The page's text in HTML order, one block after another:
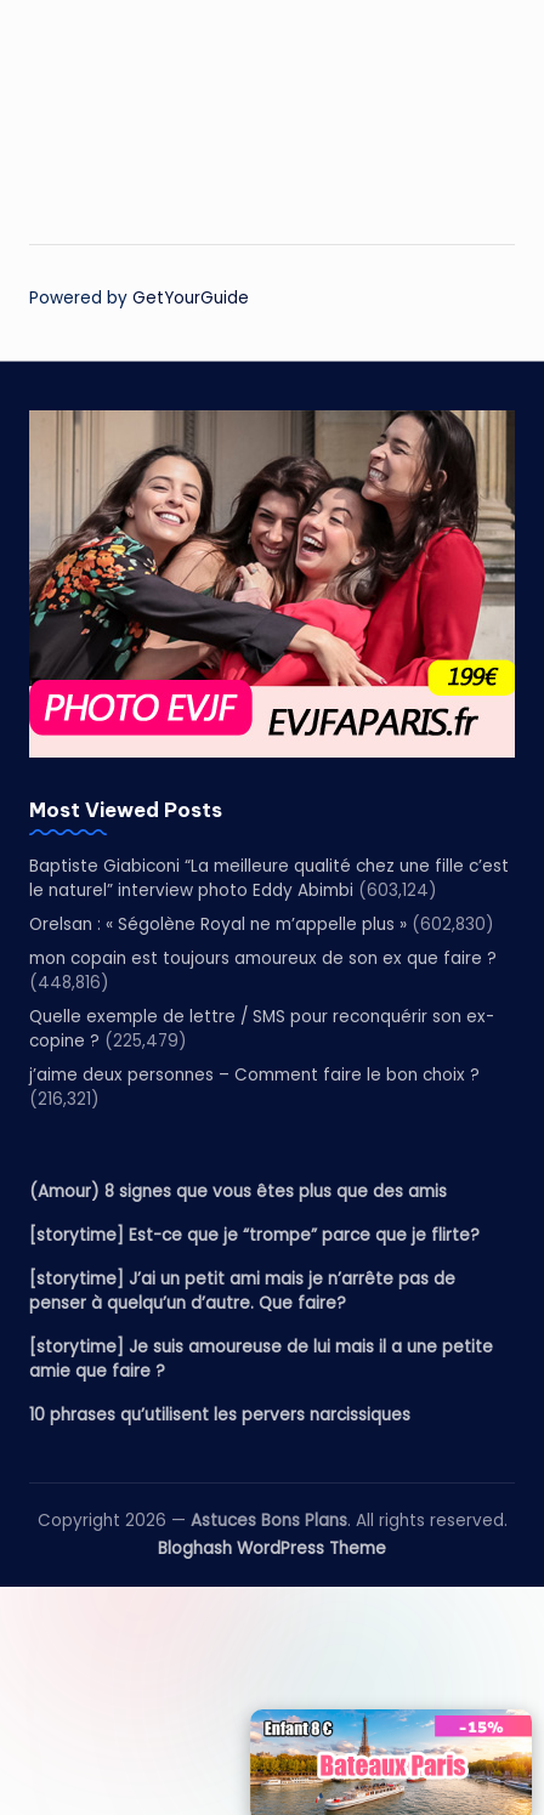
Powered by GetYourGuide
Most Viewed Posts
Baptiste Giabiconi “La meilleure qualité chez une fille c’est
le naturel” interview photo Eddy Abimbi (603,124)
Orelsan : « Ségolène Royal ne m’appelle plus » (602,830)
mon copain est toujours amoureux de son ex que faire ?
(448,816)
Quelle exemple de lettre / SMS pour reconquérir son ex-
copine ? (225,479)
j’aime deux personnes – Comment faire le bon choix ?
(216,321)
(Amour) 8 signes que vous êtes plus que des amis
[storytime] Est-ce que je “trompe” parce que je flirte?
[storytime] J’ai un petit ami mais je n’arrête pas de
penser à quelqu’un d’autre. Que faire?
[storytime] Je suis amoureuse de lui mais il a une petite
amie que faire ?
10 phrases qu’utilisent les pervers narcissiques
Copyright 2026 — Astuces Bons Plans. All rights reserved.
Bloghash WordPress Theme